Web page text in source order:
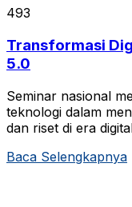
493
Transformasi
5.0
Seminar nasional
teknologi dalam
dan riset di era
Baca Selengkapnya